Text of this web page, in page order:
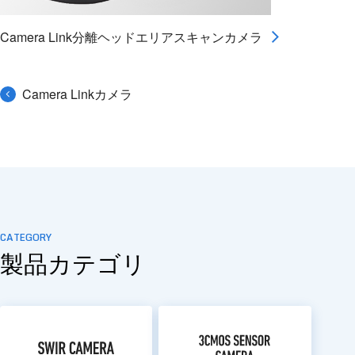
Camera Link分離ヘッドエリアスキャンカメラ
Camera Linkカメラ
CATEGORY
製品カテゴリ